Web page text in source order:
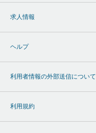
求人情報
ヘルプ
利用者情報の外部送信について
利用規約